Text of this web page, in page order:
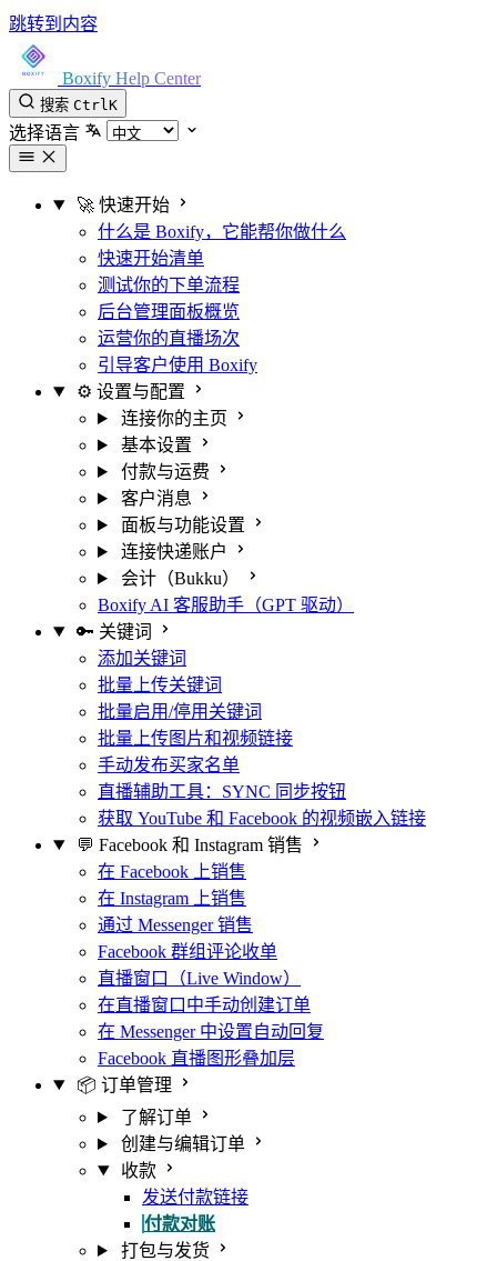
跳转到内容
Boxify Help Center
搜索 CtrlK
选择语言
🚀 快速开始
什么是 Boxify，它能帮你做什么
快速开始清单
测试你的下单流程
后台管理面板概览
运营你的直播场次
引导客户使用 Boxify
⚙️ 设置与配置
连接你的主页
基本设置
付款与运费
客户消息
面板与功能设置
连接快递账户
会计（Bukku）
Boxify AI 客服助手（GPT 驱动）
🔑 关键词
添加关键词
批量上传关键词
批量启用/停用关键词
批量上传图片和视频链接
手动发布买家名单
直播辅助工具：SYNC 同步按钮
获取 YouTube 和 Facebook 的视频嵌入链接
💬 Facebook 和 Instagram 销售
在 Facebook 上销售
在 Instagram 上销售
通过 Messenger 销售
Facebook 群组评论收单
直播窗口（Live Window）
在直播窗口中手动创建订单
在 Messenger 中设置自动回复
Facebook 直播图形叠加层
📦 订单管理
了解订单
创建与编辑订单
收款
发送付款链接
付款对账
打包与发货